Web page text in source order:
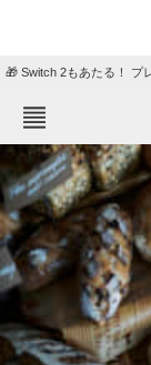
🎁 Switch 2もあたる！ プ
ねとらぼメニュ
TOP
エンタメ
グルメ
住まい
動物